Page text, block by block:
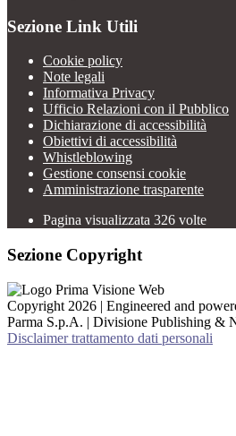
Sezione Link Utili
Cookie policy
Note legali
Informativa Privacy
Ufficio Relazioni con il Pubblico
Dichiarazione di accessibilità
Obiettivi di accessibilità
Whistleblowing
Gestione consensi cookie
Amministrazione trasparente
Pagina visualizzata 326 volte
Sezione Copyright
Copyright 2026 | Engineered and
Parma S.p.A. | Divisione Publishing &
Disclaimer trattamento dati personali